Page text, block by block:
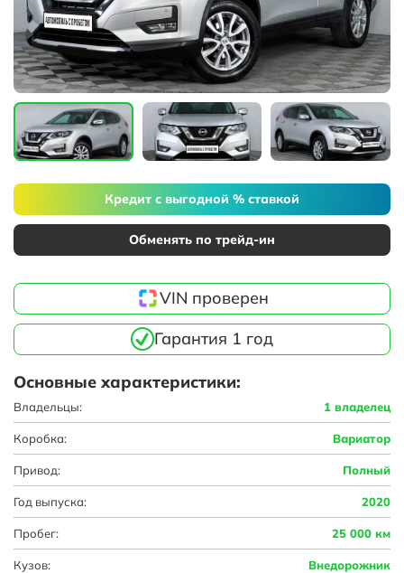
Кредит с выгодной % ставкой
Обменять по трейд-ин
VIN проверен
Гарантия 1 год
Основные характеристики:
Владельцы: 1 владелец
Коробка: Вариатор
Привод: Полный
Год выпуска: 2020
Пробег: 25 000 км
Кузов: Внедорожник